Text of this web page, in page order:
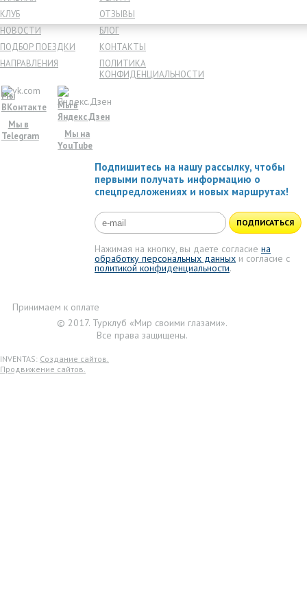
КЛУБ
НОВОСТИ
ПОДБОР ПОЕЗДКИ
НАПРАВЛЕНИЯ
ОТЗЫВЫ
БЛОГ
КОНТАКТЫ
ПОЛИТИКА
КОНФИДЕНЦИАЛЬНОСТИ
Мы
ВКонтакте
Мы в
Telegram
Мы в
Яндекс.Дзен
Мы на
YouTube
Подпишитесь на нашу рассылку, чтобы
первыми получать информацию о
спецпредложениях и новых маршрутах!
ПОДПИСАТЬСЯ
Нажимая на кнопку, вы даете согласие на
обработку персональных данных и согласие с
политикой конфиденциальности.
Принимаем к оплате
© 2017. Турклуб «Мир своими глазами».
Все права защищены.
INVENTAS: Создание сайтов.
Продвижение сайтов.